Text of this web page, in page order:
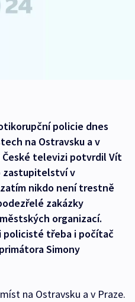
policie dnes
na Ostravsku a v
České televizi potvrdil Vít
zastupitelství v
nikdo není trestně
zakázky
organizací.
policisté třeba i počítač
Simony
na Ostravsku a v Praze.